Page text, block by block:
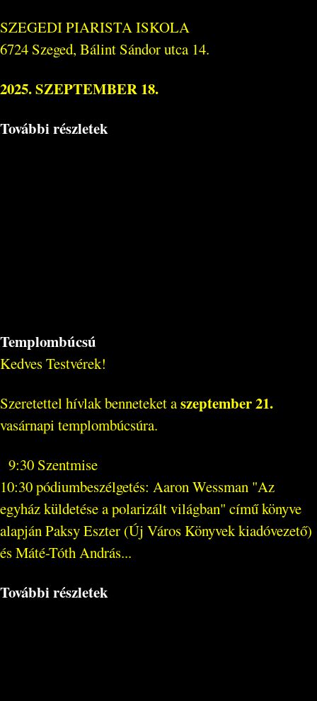
SZEGEDI PIARISTA ISKOLA
6724 Szeged, Bálint Sándor utca 14.
2025. SZEPTEMBER 18.
További részletek
Templombúcsú
Kedves Testvérek!
Szeretettel hívlak benneteket aszeptember 21.
vasárnapi templombúcsúra.
9:30 Szentmise
10:30 pódiumbeszélgetés: Aaron Wessman "Az
egyház küldetése a polarizált világban" című könyve
alapján Paksy Eszter (Új Város Könyvek kiadóvezető)
és Máté-Tóth András...
További részletek